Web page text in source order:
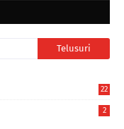
22
2